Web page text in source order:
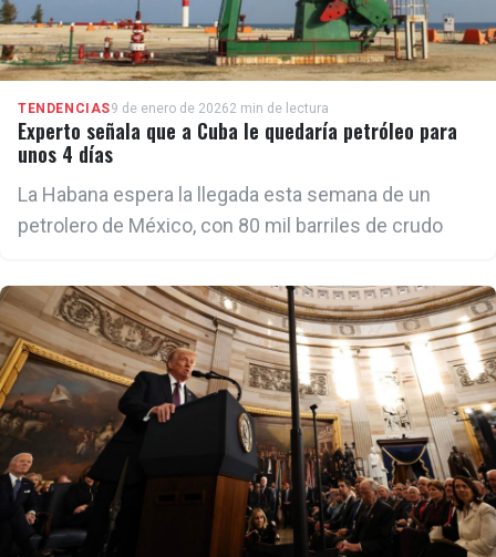
TENDENCIAS9 de enero de 20262 min de lectura
Experto señala que a Cuba le quedaría petróleo para
unos 4 días
La Habana espera la llegada esta semana de un
petrolero de México, con 80 mil barriles de crudo